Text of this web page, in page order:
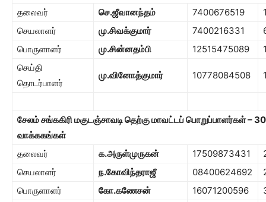
தலைவர்
செ.ஜீவானந்தம் 7400676519
செயலாளர்
மு.சிவக்குமார் 7400216331
பொருளாளர்
மு.சின்னதம்பி 12515475089
செய்தி
தொடர்பாளர்
மு.வினோத்குமார் 10778084508
சேலம் சங்ககிரி மகுடஞ்சாவடி தெற்கு மாவட்டப் பொறுப்பாளர்கள்– 30
வாக்ககங்கள்
தலைவர்
க.அருள்முருகன் 17509873431
செயலாளர்
ந.கோவிந்தராஜீ 08400624692
பொருளாளர்
கோ.கணேசன் 16071200596